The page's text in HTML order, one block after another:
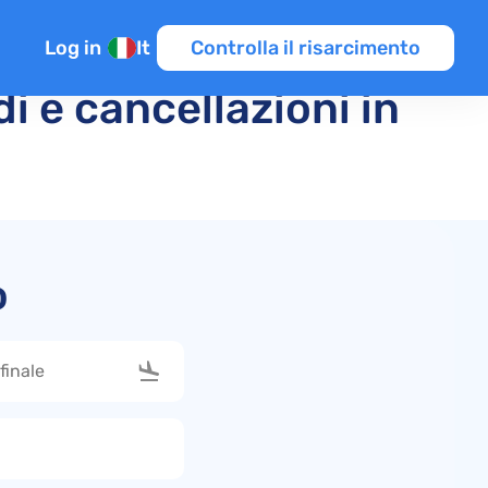
Log in It Controlla il risarcimento
e cancellazioni in